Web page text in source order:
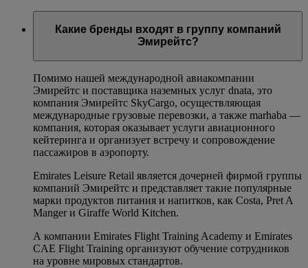
Какие бренды входят в группу компаний
Эмирейтс?
Помимо нашей международной авиакомпании
Эмирейтс и поставщика наземных услуг dnata, это
компания Эмирейтс SkyCargo, осуществляющая
международные грузовые перевозки, а также marhaba —
компания, которая оказывает услуги авиационного
кейтеринга и организует встречу и сопровождение
пассажиров в аэропорту.
Emirates Leisure Retail является дочерней фирмой группы
компаний Эмирейтс и представляет такие популярные
марки продуктов питания и напитков, как Costa, Pret A
Manger и Giraffe World Kitchen.
А компании Emirates Flight Training Academy и Emirates
CAE Flight Training организуют обучение сотрудников
на уровне мировых стандартов.